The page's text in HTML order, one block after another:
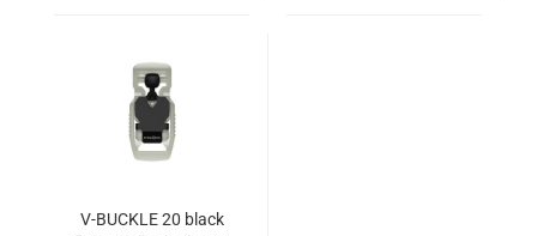
V-BUCKLE 20 black